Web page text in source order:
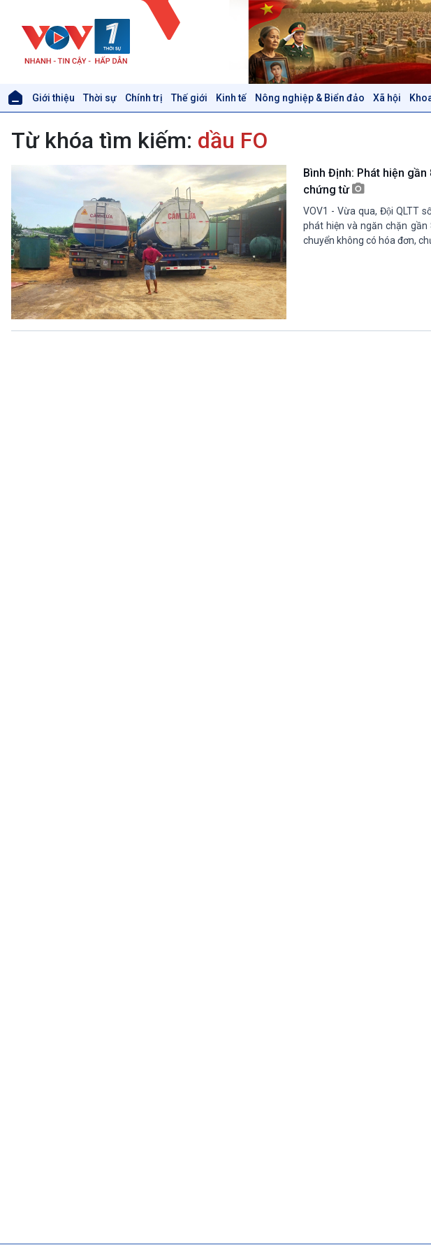
Giới thiệu Thời sự Chính trị Thế giới Kinh tế Nông nghiệp & Biển đảo Xã hội
Thời sự 6h
Thời sự 18h
Thời sự 21h30
Bản tin
Chuyên mục
Theo dòng Thời sự
Quốc hội với cử tri
Xây dựng đảng
Đảng trong cuộc
Nhận diện sự thật
Pháp luật và đời
Xã hội
Tin Đời sống & Xã hội
360 độ Sức khỏe
Khoa học & Công nghệ
Tin Khoa học & Công nghệ
Kết nối công nghệ
Từ khóa tìm kiếm: dầu FO
Bình Định: Phát hiện
chứng từ
VOV1 - Vừa qua, Đội QLTT
phát hiện và ngăn chặn
chuyển không có hóa đơn,